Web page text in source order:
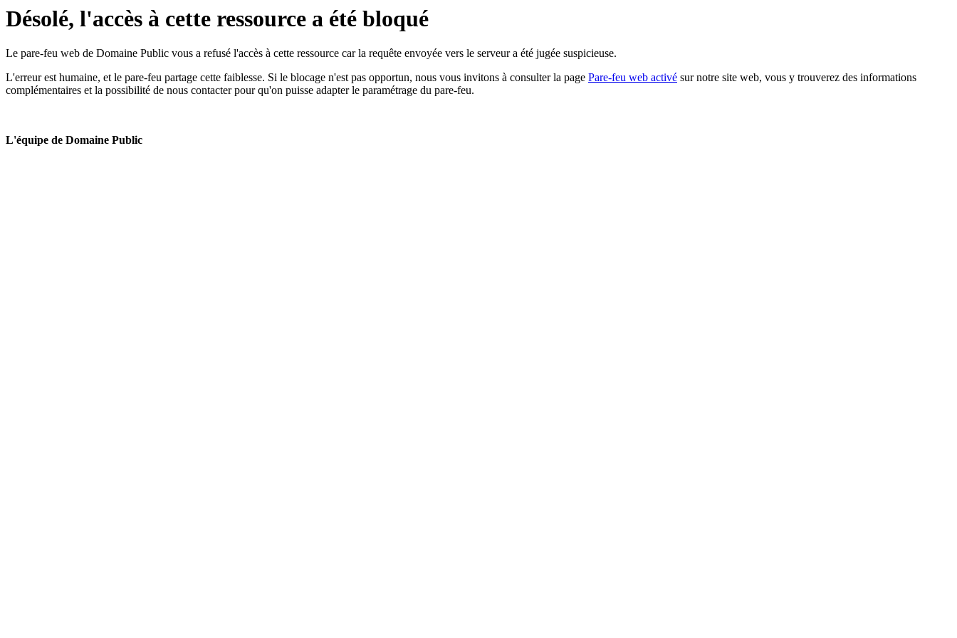
Désolé, l'accès à cette ressource a été bloqué
Le pare-feu web de Domaine Public vous a refusé l'accès à cette ressource car la requête envoyée vers le serveur a été jugée suspicieuse.
L'erreur est humaine, et le pare-feu partage cette faiblesse. Si le blocage n'est pas opportun, nous vous invitons à consulter la page Pare-feu web activé sur notre site web, vous y trouverez des informations
complémentaires et la possibilité de nous contacter pour qu'on puisse adapter le paramétrage du pare-feu.
L'équipe de Domaine Public